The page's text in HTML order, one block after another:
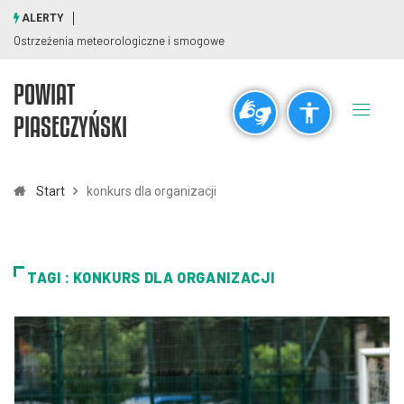
visibility_off title
Pomniejsz
remove_circle_outline add_circle_outline
ALERTY
Ostrzeżenia meteorologiczne i smogowe
POWIAT
PIASECZYŃSKI
Start konkurs dla organizacji
TAGI : KONKURS DLA ORGANIZACJI